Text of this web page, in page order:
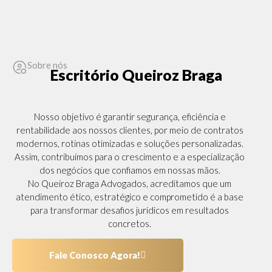
Sobre nós
Escritório Queiroz Braga
Nosso objetivo é garantir segurança, eficiência e
rentabilidade aos nossos clientes, por meio de contratos
modernos, rotinas otimizadas e soluções personalizadas.
Assim, contribuímos para o crescimento e a especialização
dos negócios que confiamos em nossas mãos.
No Queiroz Braga Advogados, acreditamos que um
atendimento ético, estratégico e comprometido é a base
para transformar desafios jurídicos em resultados
concretos.
Fale Conosco Agora!